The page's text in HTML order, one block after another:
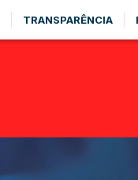
TRANSPARÊNCIA